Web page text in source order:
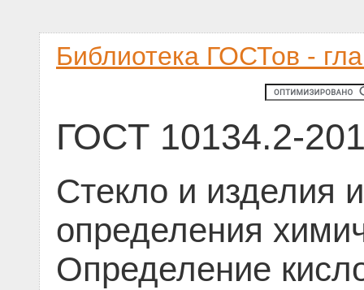
Библиотека ГОСТов -
ГОСТ 10134.2-
Стекло и изделия
определения
Определение